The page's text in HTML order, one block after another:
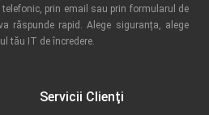
prin email sau prin formularul de
răspunde rapid. Alege siguranța, alege
tău IT de încredere.
Servicii Clienţi